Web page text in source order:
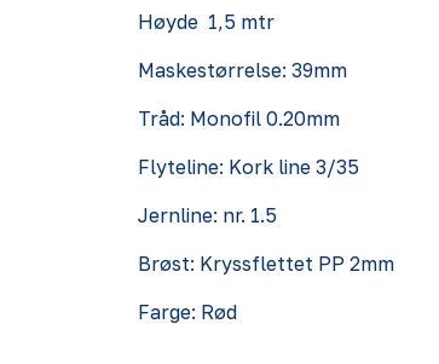
Høyde 1,5 mtr
Maskestørrelse: 39mm
Tråd: Monofil 0.20mm
Flyteline: Kork line 3/35
Jernline: nr. 1.5
Brøst: Kryssflettet PP 2mm
Farge: Rød